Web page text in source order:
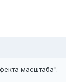
масштаба".